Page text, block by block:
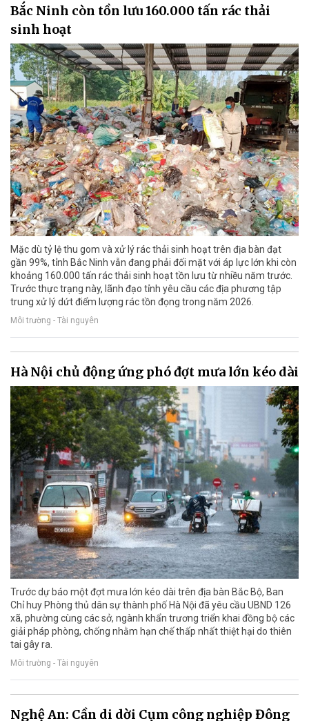
Bắc Ninh còn tồn lưu 160.000 tấn rác thải
sinh hoạt
Mặc dù tỷ lệ thu gom và xử lý rác thải sinh hoạt trên địa bàn đạt
gần 99%, tỉnh Bắc Ninh vẫn đang phải đối mặt với áp lực lớn khi còn
khoảng 160.000 tấn rác thải sinh hoạt tồn lưu từ nhiều năm trước.
Trước thực trạng này, lãnh đạo tỉnh yêu cầu các địa phương tập
trung xử lý dứt điểm lượng rác tồn đọng trong năm 2026.
Môi trường - Tài nguyên
Hà Nội chủ động ứng phó đợt mưa lớn kéo dài
Trước dự báo một đợt mưa lớn kéo dài trên địa bàn Bắc Bộ, Ban
Chỉ huy Phòng thủ dân sự thành phố Hà Nội đã yêu cầu UBND 126
xã, phường cùng các sở, ngành khẩn trương triển khai đồng bộ các
giải pháp phòng, chống nhằm hạn chế thấp nhất thiệt hại do thiên
tai gây ra.
Môi trường - Tài nguyên
Nghệ An: Cần di dời Cụm công nghiệp Đông